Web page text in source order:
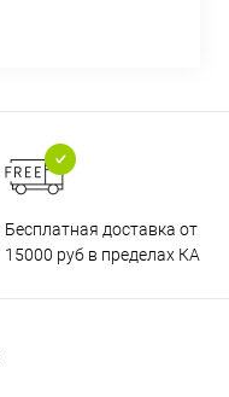
Бесплатная доставка от
15000 руб в пределах КАД